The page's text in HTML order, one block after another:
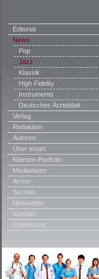
Editorial
News
Pop
Jazz
Klassik
High Fidelity
Instruments
Deutsches Ärzteblatt
Verlag
Redaktion
Autoren
Über tonart
Klienten-Portfolio
Mediadaten
Archiv
Suchen
Newsletter
Kontakt
Impressum